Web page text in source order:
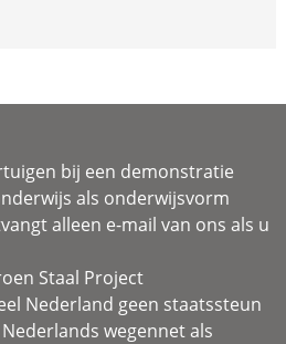
bij een demonstratie
als onderwijsvorm
alleen e-mail van ons als u
Staal Project
Nederland geen staatssteun
wegennet als